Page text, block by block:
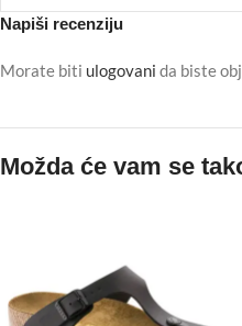
Napiši recenziju
Morate biti ulogovani da biste
Možda će vam se